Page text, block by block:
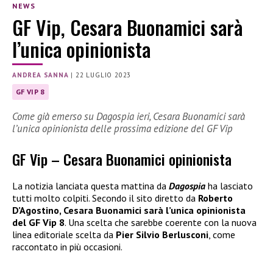
NEWS
GF Vip, Cesara Buonamici sarà
l’unica opinionista
ANDREA SANNA |22 LUGLIO 2023
GF VIP 8
Come già emerso su Dagospia ieri, Cesara Buonamici sarà
l’unica opinionista delle prossima edizione del GF Vip
GF Vip – Cesara Buonamici opinionista
La notizia lanciata questa mattina da Dagospia ha lasciato
tutti molto colpiti. Secondo il sito diretto da Roberto
D’Agostino, Cesara Buonamici sarà l’unica opinionista
del GF Vip 8. Una scelta che sarebbe coerente con la nuova
linea editoriale scelta da Pier Silvio Berlusconi, come
raccontato in più occasioni.